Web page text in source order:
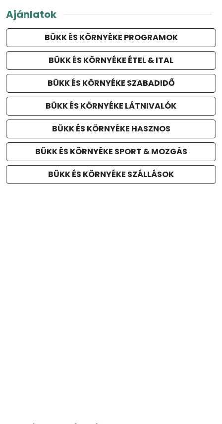
Ajánlatok
BÜKK ÉS KÖRNYÉKE PROGRAMOK
BÜKK ÉS KÖRNYÉKE ÉTEL & ITAL
BÜKK ÉS KÖRNYÉKE SZABADIDŐ
BÜKK ÉS KÖRNYÉKE LÁTNIVALÓK
BÜKK ÉS KÖRNYÉKE HASZNOS
BÜKK ÉS KÖRNYÉKE SPORT & MOZGÁS
BÜKK ÉS KÖRNYÉKE SZÁLLÁSOK